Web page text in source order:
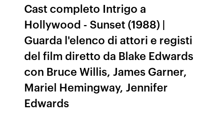
Cast completo Intrigo a
Hollywood - Sunset (1988) |
Guarda l'elenco di attori e registi
del film diretto da Blake Edwards
con Bruce Willis, James Garner,
Mariel Hemingway, Jennifer
Edwards